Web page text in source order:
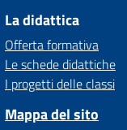
La didattica
Offerta formativa
Le schede didattiche
I progetti delle classi
Mappa del sito